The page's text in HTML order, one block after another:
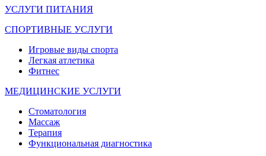
УСЛУГИ ПИТАНИЯ
СПОРТИВНЫЕ УСЛУГИ
Игровые виды спорта
Легкая атлетика
Фитнес
МЕДИЦИНСКИЕ УСЛУГИ
Стоматология
Массаж
Терапия
Функциональная диагностика